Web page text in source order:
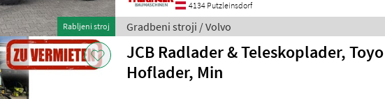
Rabljeni stroj
4134 Putzleinsdorf
Gradbeni stroji / Volvo
JCB Radlader & Teleskoplader, Toyo
Hoflader, Min